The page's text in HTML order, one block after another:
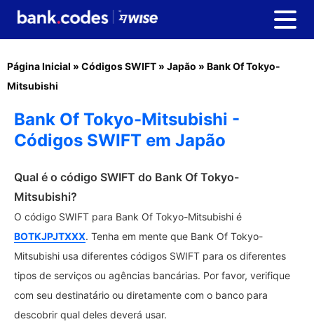
Página Inicial » Códigos SWIFT » Japão » Bank Of Tokyo-
Mitsubishi
Bank Of Tokyo-Mitsubishi -
Códigos SWIFT em Japão
Qual é o código SWIFT do Bank Of Tokyo-
Mitsubishi?
O código SWIFT para Bank Of Tokyo-Mitsubishi é
BOTKJPJTXXX. Tenha em mente que Bank Of Tokyo-
Mitsubishi usa diferentes códigos SWIFT para os diferentes
tipos de serviços ou agências bancárias. Por favor, verifique
com seu destinatário ou diretamente com o banco para
descobrir qual deles deverá usar.